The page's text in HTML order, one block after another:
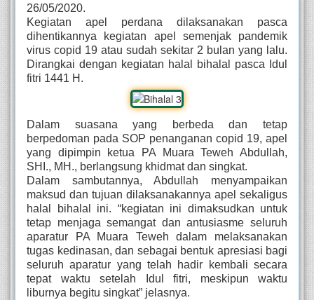
26/05/2020.
Kegiatan apel perdana dilaksanakan pasca
dihentikannya kegiatan apel semenjak pandemik
virus copid 19 atau sudah sekitar 2 bulan yang lalu.
Dirangkai dengan kegiatan halal bihalal pasca Idul
fitri 1441 H.
Dalam suasana yang berbeda dan tetap
berpedoman pada SOP penanganan copid 19, apel
yang dipimpin ketua PA Muara Teweh Abdullah,
SHI., MH., berlangsung khidmat dan singkat.
Dalam sambutannya, Abdullah menyampaikan
maksud dan tujuan dilaksanakannya apel sekaligus
halal bihalal ini. “kegiatan ini dimaksudkan untuk
tetap menjaga semangat dan antusiasme seluruh
aparatur PA Muara Teweh dalam melaksanakan
tugas kedinasan, dan sebagai bentuk apresiasi bagi
seluruh aparatur yang telah hadir kembali secara
tepat waktu setelah Idul fitri, meskipun waktu
liburnya begitu singkat” jelasnya.